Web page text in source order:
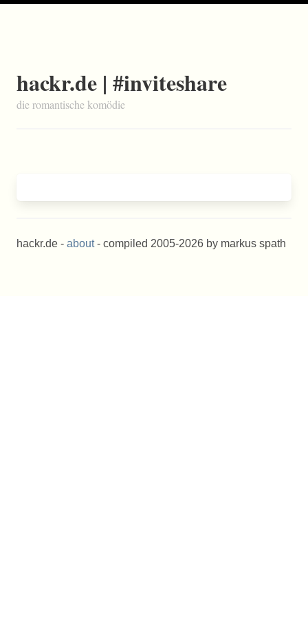
hackr.de | #inviteshare
die romantische komödie
hackr.de - about- compiled 2005-2026 by markus spath